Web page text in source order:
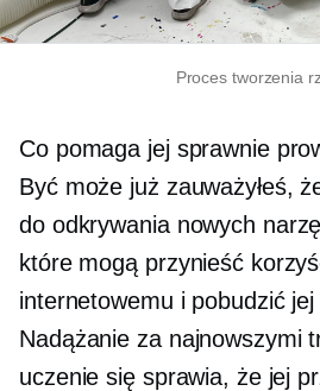
Proces tworzenia
Co pomaga jej sprawnie
Być może już zauważyłeś,
do odkrywania nowych
które mogą przynieść
internetowemu i pobudzić jej
Nadążanie za najnowszymi
uczenie się sprawia, że ​​jej